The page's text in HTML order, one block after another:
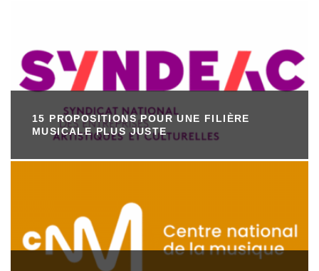
15 PROPOSITIONS POUR UNE FILIÈRE
MUSICALE PLUS JUSTE